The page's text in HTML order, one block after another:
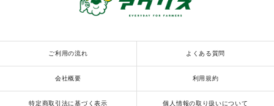
ご利用の流れ よくある質問
会社概要 利用規約
特定商取引法に基づく表示 個人情報の取り扱いについて